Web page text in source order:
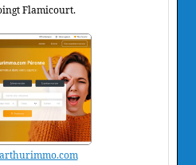
Flamicourt.